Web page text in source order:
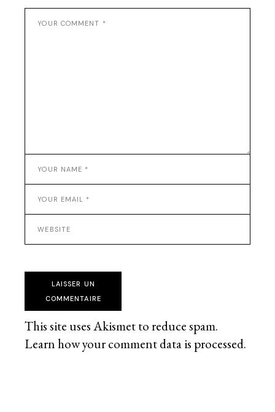
LAISSER UN
COMMENTAIRE
This site uses Akismet to reduce spam.
Learn how your comment data is processed.